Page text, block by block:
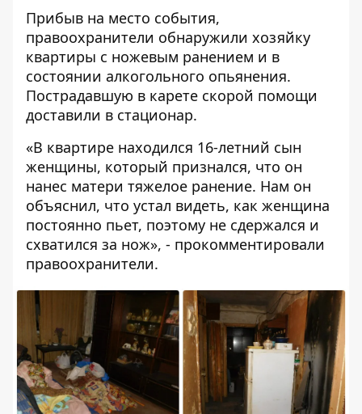
Прибыв на место события,
правоохранители обнаружили хозяйку
квартиры с ножевым ранением и в
состоянии алкогольного опьянения.
Пострадавшую в карете скорой помощи
доставили в стационар.
«В квартире находился 16-летний сын
женщины, который признался, что он
нанес матери тяжелое ранение. Нам он
объяснил, что устал видеть, как женщина
постоянно пьет, поэтому не сдержался и
схватился за нож», - прокомментировали
правоохранители.